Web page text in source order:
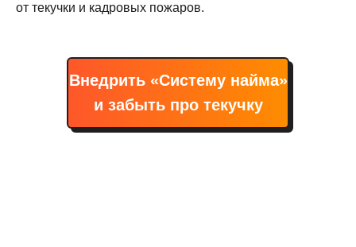
от текучки и кадровых пожаров.
Внедрить «Систему найма»
и забыть про текучку